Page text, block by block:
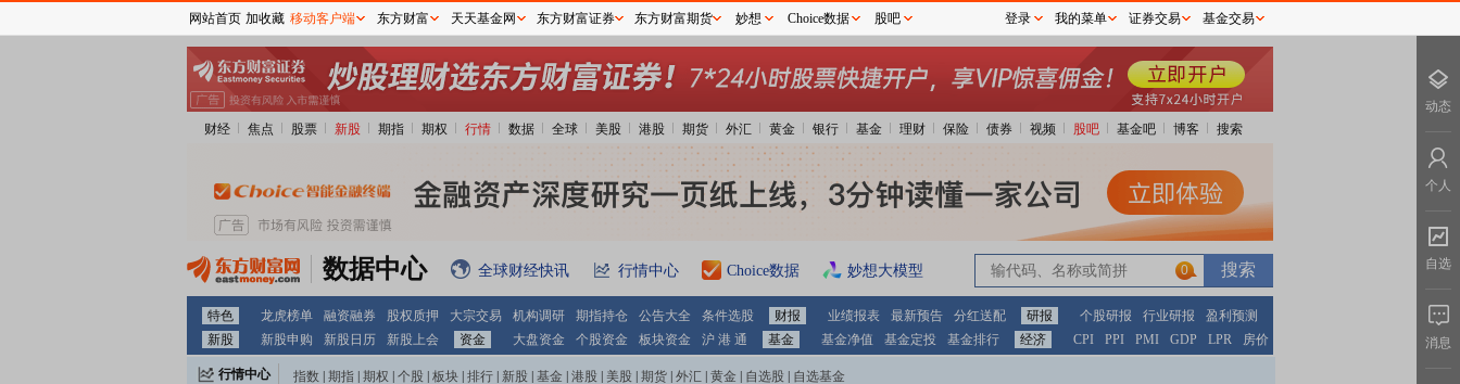
财经 焦点 股票 新股 期指 期权 行情 数据 全球 美股 港股 期货 外汇 黄金 银行 基金 理财 保险 债券 视频 股吧 基金吧 博客 搜索
数据中心 全球财经快讯 行情中心 Choice数据 妙想大模型 0
特色 龙虎榜单 融资融券 股权质押 大宗交易 机构调研 期指持仓 公告大全 条件选股 财报 业绩报表 最新预告 分红送配 研报 个股研报 行业研报
盈利预测
新股
新股申购 新股日历 新股上会 资金 大盘资金 个股资金 板块资金 沪 港 通 基金 基金净值 基金定投 基金排行 经济 CPI PPI PMI GDP LPR 房价
行情中心 指数 期指 期权 个股 板块 排行 新股 基金 港股 美股 期货 外汇 黄金 自选股 自选基金
网站首页 加收藏 移动客户端 东方财富 天天基金网 东方财富证券 东方财富期货 妙想 Choice数据 股吧 登录 我的菜单 证券交易 基金交易
动态
个人
自选
消息